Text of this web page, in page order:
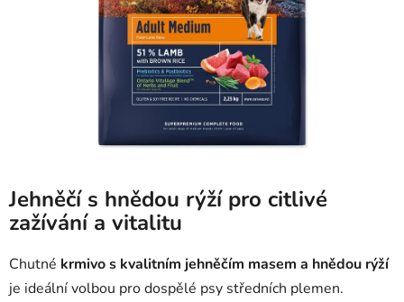
Jehněčí s hnědou rýží pro citlivé
zažívání a vitalitu
Chutné krmivo s kvalitním jehněčím masem a hnědou rýží
je ideální volbou pro dospělé psy středních plemen.